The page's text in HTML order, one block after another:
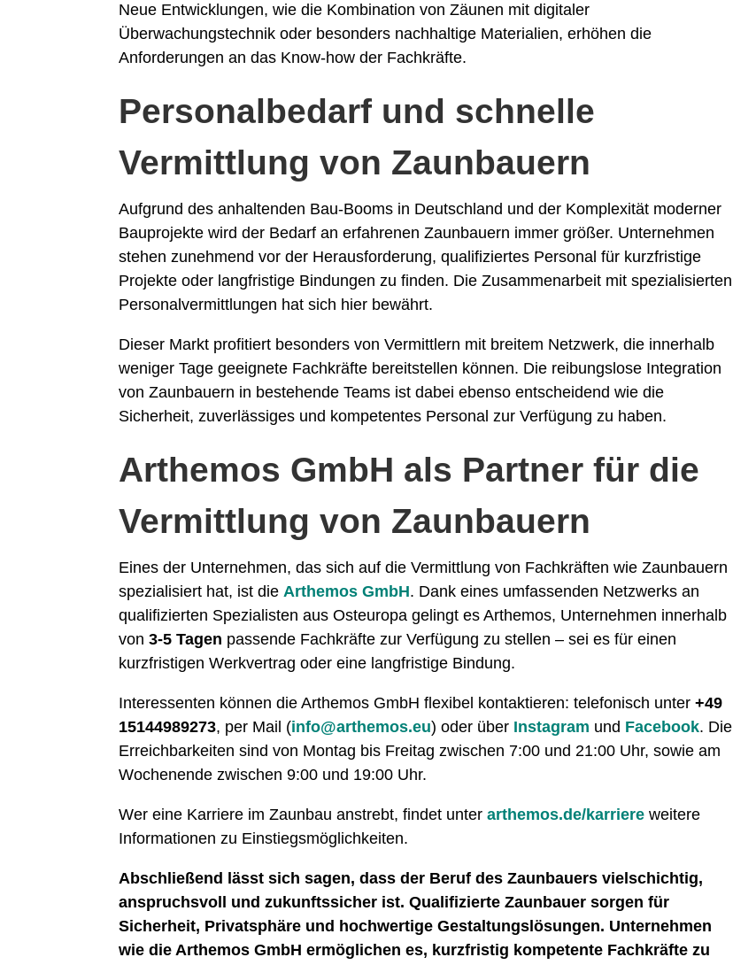
Neue Entwicklungen, wie die Kombination von Zäunen mit digitaler
Überwachungstechnik oder besonders nachhaltige Materialien, erhöhen die
Anforderungen an das Know-how der Fachkräfte.
Personalbedarf und schnelle
Vermittlung von Zaunbauern
Aufgrund des anhaltenden Bau-Booms in Deutschland und der Komplexität moderner
Bauprojekte wird der Bedarf an erfahrenen Zaunbauern immer größer. Unternehmen
stehen zunehmend vor der Herausforderung, qualifiziertes Personal für kurzfristige
Projekte oder langfristige Bindungen zu finden. Die Zusammenarbeit mit spezialisierten
Personalvermittlungen hat sich hier bewährt.
Dieser Markt profitiert besonders von Vermittlern mit breitem Netzwerk, die innerhalb
weniger Tage geeignete Fachkräfte bereitstellen können. Die reibungslose Integration
von Zaunbauern in bestehende Teams ist dabei ebenso entscheidend wie die
Sicherheit, zuverlässiges und kompetentes Personal zur Verfügung zu haben.
Arthemos GmbH als Partner für die
Vermittlung von Zaunbauern
Eines der Unternehmen, das sich auf die Vermittlung von Fachkräften wie Zaunbauern
spezialisiert hat, ist dieArthemos GmbH. Dank eines umfassenden Netzwerks an
qualifizierten Spezialisten aus Osteuropa gelingt es Arthemos, Unternehmen innerhalb
von3-5 Tagen passende Fachkräfte zur Verfügung zu stellen – sei es für einen
kurzfristigen Werkvertrag oder eine langfristige Bindung.
Interessenten können die Arthemos GmbH flexibel kontaktieren: telefonisch unter+49
15144989273, per Mail (info@arthemos.eu) oder über Instagram und Facebook. Die
Erreichbarkeiten sind von Montag bis Freitag zwischen 7:00 und 21:00 Uhr, sowie am
Wochenende zwischen 9:00 und 19:00 Uhr.
Wer eine Karriere im Zaunbau anstrebt, findet unterarthemos.de/karriere weitere
Informationen zu Einstiegsmöglichkeiten.
Abschließend lässt sich sagen, dass der Beruf des Zaunbauers vielschichtig,
anspruchsvoll und zukunftssicher ist. Qualifizierte Zaunbauer sorgen für
Sicherheit, Privatsphäre und hochwertige Gestaltungslösungen. Unternehmen
wie die Arthemos GmbH ermöglichen es, kurzfristig kompetente Fachkräfte zu